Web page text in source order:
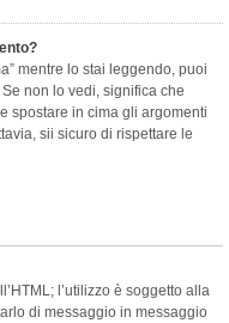
mentre lo stai leggendo, puoi
non lo vedi, significa che
spostare in cima gli argomenti
sii sicuro di rispettare le
l’utilizzo è soggetto alla
di messaggio in messaggio